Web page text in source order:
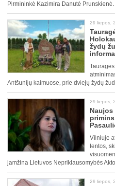
Pirmininkė Kazimira Danutė
29 liepos,
žydų
Antšunijų kaimuose, prie dviejų žydų
29 liepos,
Vilniuje
lentos,
įamžina Lietuvos Nepriklausomybės
29 liepos,